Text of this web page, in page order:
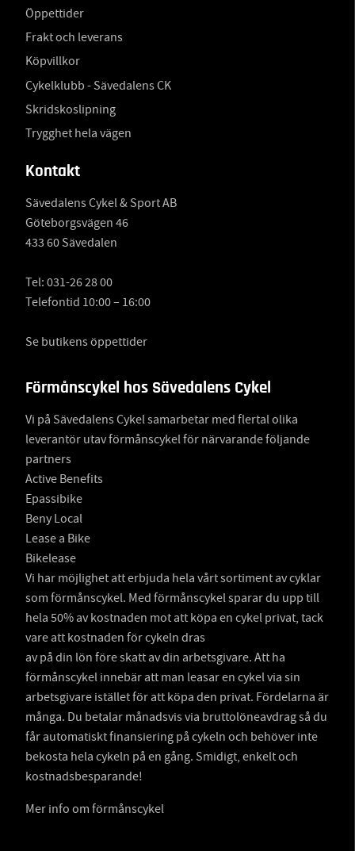
Öppettider
Frakt och leverans
Köpvillkor
Cykelklubb - Sävedalens CK
Skridskoslipning
Trygghet hela vägen
Kontakt
Sävedalens Cykel & Sport AB
Göteborgsvägen 46
433 60 Sävedalen
Tel: 031-26 28 00
Telefontid 10:00 – 16:00
Se butikens öppettider
Förmånscykel hos Sävedalens Cykel
Vi på Sävedalens Cykel samarbetar med flertal olika
leverantör utav förmånscykel för närvarande följande
partners
Active Benefits
Epassibike
Beny Local
Lease a Bike
Bikelease
Vi har möjlighet att erbjuda hela vårt sortiment av cyklar
som förmånscykel. Med förmånscykel sparar du upp till
hela 50% av kostnaden mot att köpa en cykel privat, tack
vare att kostnaden för cykeln dras
av på din lön före skatt av din arbetsgivare. Att ha
förmånscykel innebär att man leasar en cykel via sin
arbetsgivare istället för att köpa den privat. Fördelarna är
många. Du betalar månadsvis via bruttolöneavdrag så du
får automatiskt finansiering på cykeln och behöver inte
bekosta hela cykeln på en gång. Smidigt, enkelt och
kostnadsbesparande!
Mer info om förmånscykel